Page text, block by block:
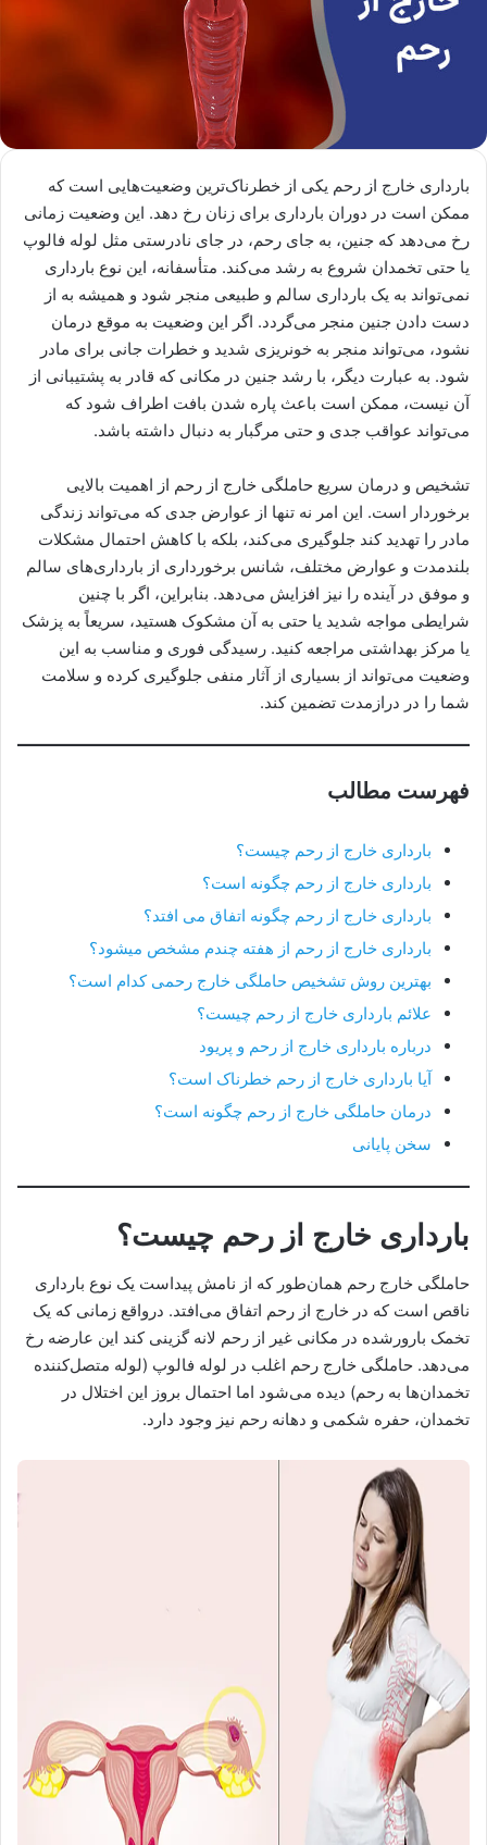
بارداری خارج از رحم یکی از خطرناک‌ترین وضعیت‌هایی است که
ممکن است در دوران بارداری برای زنان رخ دهد. این وضعیت زمانی
رخ می‌دهد که جنین، به جای رحم، در جای نادرستی مثل لوله فالوپ
یا حتی تخمدان شروع به رشد می‌کند. متأسفانه، این نوع بارداری
نمی‌تواند به یک بارداری سالم و طبیعی منجر شود و همیشه به از
دست دادن جنین منجر می‌گردد. اگر این وضعیت به موقع درمان
نشود، می‌تواند منجر به خونریزی شدید و خطرات جانی برای مادر
شود. به عبارت دیگر، با رشد جنین در مکانی که قادر به پشتیبانی از
آن نیست، ممکن است باعث پاره شدن بافت اطراف شود که
می‌تواند عواقب جدی و حتی مرگبار به دنبال داشته باشد.
تشخیص و درمان سریع حاملگی خارج از رحم از اهمیت بالایی
برخوردار است. این امر نه تنها از عوارض جدی که می‌تواند زندگی
مادر را تهدید کند جلوگیری می‌کند، بلکه با کاهش احتمال مشکلات
بلند‌مدت و عوارض مختلف، شانس برخورداری از بارداری‌های سالم
و موفق در آینده را نیز افزایش می‌دهد. بنابراین، اگر با چنین
شرایطی مواجه شدید یا حتی به آن مشکوک هستید، سریعاً به پزشک
یا مرکز بهداشتی مراجعه کنید. رسیدگی فوری و مناسب به این
وضعیت می‌تواند از بسیاری از آثار منفی جلوگیری کرده و سلامت
شما را در درازمدت تضمین کند.
فهرست مطالب
بارداری خارج از رحم چیست؟
بارداری خارج از رحم چگونه است؟
بارداری خارج از رحم چگونه اتفاق می افتد؟
بارداری خارج از رحم از هفته چندم مشخص میشود؟
بهترین روش تشخیص حاملگی خارج رحمی کدام است؟
علائم بارداری خارج از رحم چیست؟
درباره بارداری خارج از رحم و پریود
آیا بارداری خارج از رحم خطرناک است؟
درمان حاملگی خارج از رحم چگونه است؟
سخن پایانی
بارداری خارج از رحم چیست؟
حاملگی خارج رحم همان‌طور که از نامش پیداست یک نوع بارداری
ناقص است که در خارج از رحم اتفاق می‌افتد. درواقع زمانی که یک
تخمک بارورشده در مکانی غیر از رحم لانه گزینی کند این عارضه رخ
می‌دهد. حاملگی خارج رحم اغلب در لوله فالوپ (لوله متصل‌کننده
تخمدان‌ها به رحم) دیده می‌شود اما احتمال بروز این اختلال در
تخمدان، حفره شکمی و دهانه رحم نیز وجود دارد.